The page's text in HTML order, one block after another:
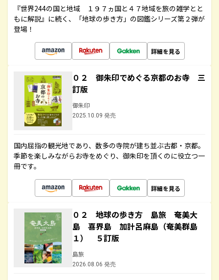
『世界244の国と地域 １９７ヵ国と４７地域を旅の雑学とと
もに解説』に続く、「地球の歩き方」の図鑑シリーズ第２弾が
登場！
詳細を見る
０２ 御朱印でめぐる京都のお寺 三
訂版
御朱印
2025.10.09 発売
国内屈指の観光地であり、数多の寺院が建ち並ぶ古都・京都。
季節を楽しみながらお寺をめぐり、御朱印を頂くのに役立つ一
冊です。
詳細を見る
０２ 地球の歩き方 島旅 奄美大
島 喜界島 加計呂麻島（奄美群島
１） ５訂版
島旅
2026.08.06 発売